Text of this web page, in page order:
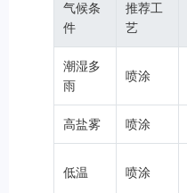
气候条
件
推荐工
艺
潮湿多
雨
喷涂
高盐雾 喷涂
低温 喷涂